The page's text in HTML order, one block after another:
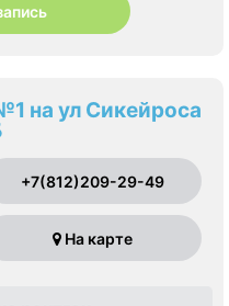
на ул Сикейроса
+7(812)209-29-49
На карте